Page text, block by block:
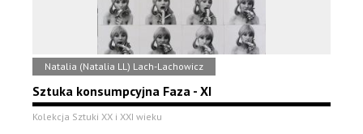
Natalia (Natalia LL) Lach-Lachowicz
Sztuka konsumpcyjna Faza - XI
Kolekcja Sztuki XX i XXI wieku